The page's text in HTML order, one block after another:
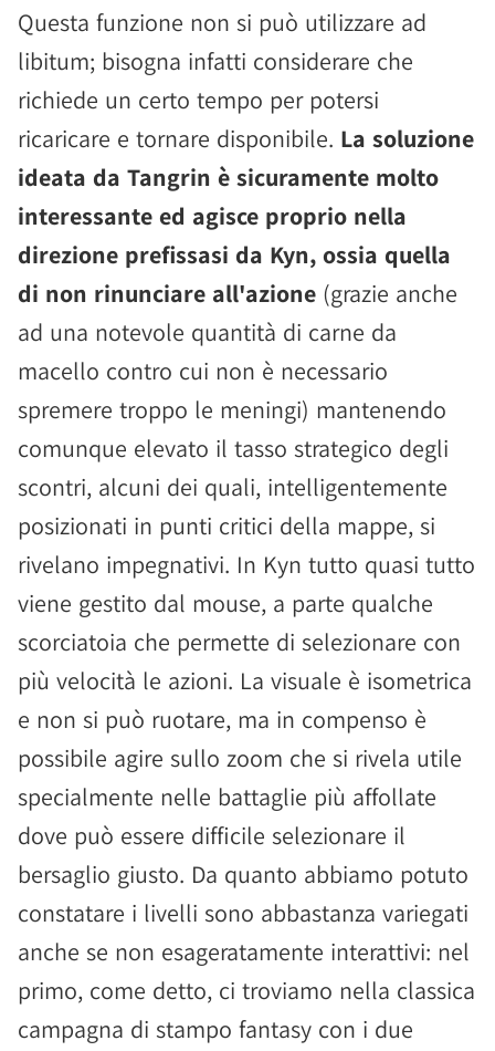
Questa funzione non si può utilizzare ad
libitum; bisogna infatti considerare che
richiede un certo tempo per potersi
ricaricare e tornare disponibile. La soluzione
ideata da Tangrin è sicuramente molto
interessante ed agisce proprio nella
direzione prefissasi da Kyn, ossia quella
di non rinunciare all'azione (grazie anche
ad una notevole quantità di carne da
macello contro cui non è necessario
spremere troppo le meningi) mantenendo
comunque elevato il tasso strategico degli
scontri, alcuni dei quali, intelligentemente
posizionati in punti critici della mappe, si
rivelano impegnativi. In Kyn tutto quasi tutto
viene gestito dal mouse, a parte qualche
scorciatoia che permette di selezionare con
più velocità le azioni. La visuale è isometrica
e non si può ruotare, ma in compenso è
possibile agire sullo zoom che si rivela utile
specialmente nelle battaglie più affollate
dove può essere difficile selezionare il
bersaglio giusto. Da quanto abbiamo potuto
constatare i livelli sono abbastanza variegati
anche se non esageratamente interattivi: nel
primo, come detto, ci troviamo nella classica
campagna di stampo fantasy con i due